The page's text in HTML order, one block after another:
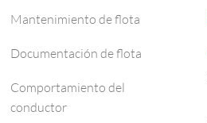
Mantenimiento de flota
Documentación de flota
Comportamiento del
conductor